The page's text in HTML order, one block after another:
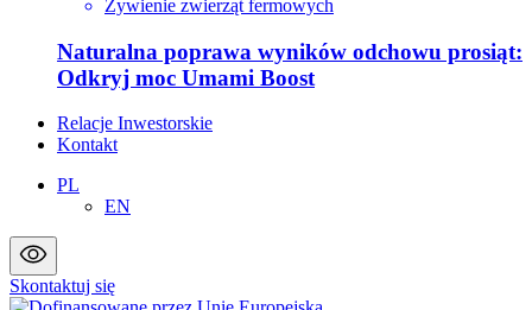
Żywienie zwierząt fermowych
Naturalna poprawa wyników odchowu prosiąt:
Odkryj moc Umami Boost
Relacje Inwestorskie
Kontakt
PL
EN
Skontaktuj się